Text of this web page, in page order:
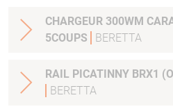
CHARGEUR 300WM
5COUPS
BERETTA
RAIL PICATINNY BRX1
BERETTA